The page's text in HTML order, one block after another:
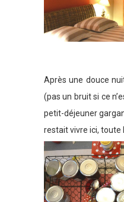
Après une douce
(pas un bruit si ce
petit-déjeuner
restait vivre ici, toute